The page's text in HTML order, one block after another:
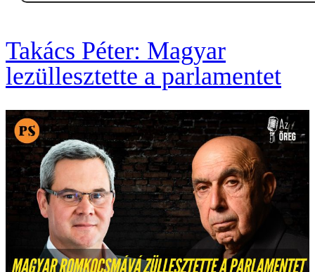
Takács Péter: Magyar
lezüllesztette a parlamentet